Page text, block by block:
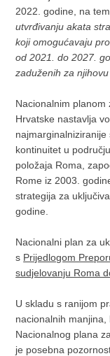
2022. godine, na
utvrđivanju akata
koji omogućavaju
od 2021. do 2027.
zaduženih za
Nacionalnim planom
Hrvatske nastavlja
kontinuitet u
položaja Roma,
Rome iz 2003.
strategija za
godine.
Nacionalni plan za
s Prijedlogom
sudjelovanju Roma
U skladu s ranijom
nacionalnih
Nacionalnog plana
je posebna